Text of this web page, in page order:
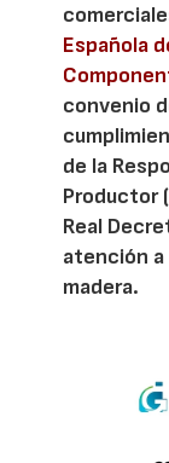
Española
convenio
de la
Productor
Real
atención a
madera.